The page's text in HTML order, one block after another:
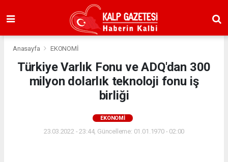
Anasayfa EKONOMİ
Türkiye Varlık Fonu ve ADQ'dan 300
milyon dolarlık teknoloji fonu iş
birliği
EKONOMİ
23.03.2022 - 23:44, Güncelleme: 01.01.1970 - 02:00